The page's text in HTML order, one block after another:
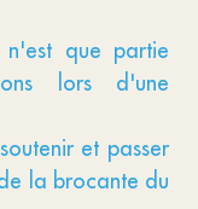
n'est que partie
lors d'une
et passer
la brocante du